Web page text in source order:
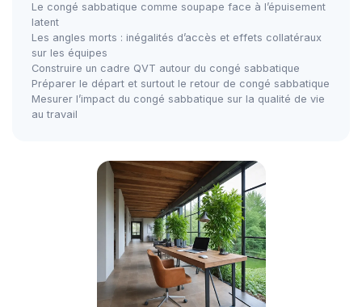
Le congé sabbatique comme soupape face à l’épuisement
latent
Les angles morts : inégalités d’accès et effets collatéraux
sur les équipes
Construire un cadre QVT autour du congé sabbatique
Préparer le départ et surtout le retour de congé sabbatique
Mesurer l’impact du congé sabbatique sur la qualité de vie
au travail